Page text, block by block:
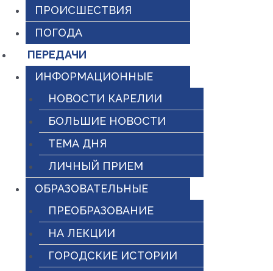
ПРОИСШЕСТВИЯ
ПОГОДА
ПЕРЕДАЧИ
ИНФОРМАЦИОННЫЕ
НОВОСТИ КАРЕЛИИ
БОЛЬШИЕ НОВОСТИ
ТЕМА ДНЯ
ЛИЧНЫЙ ПРИЕМ
ОБРАЗОВАТЕЛЬНЫЕ
ПРЕОБРАЗОВАНИЕ
НА ЛЕКЦИИ
ГОРОДСКИЕ ИСТОРИИ